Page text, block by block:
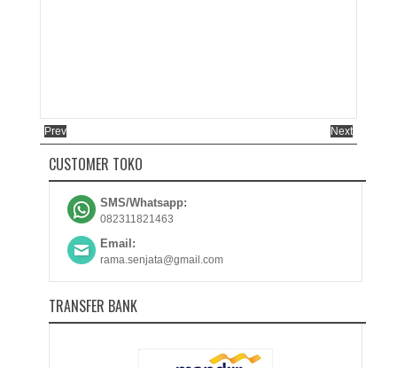
Prev Next
CUSTOMER TOKO
SMS/Whatsapp:
082311821463
Email:
rama.senjata@gmail.com
TRANSFER BANK